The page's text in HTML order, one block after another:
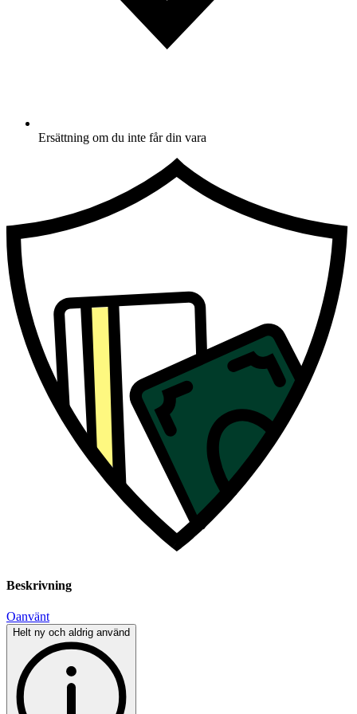
Ersättning om du inte får din vara
Beskrivning
Oanvänt
Helt ny och aldrig använd